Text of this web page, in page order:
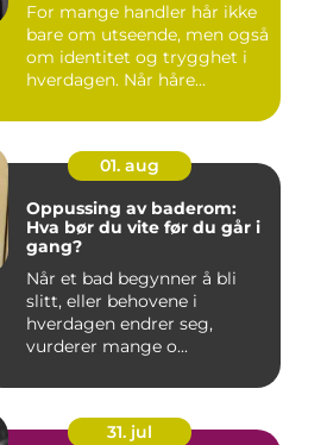
For mange handler hår ikke
bare om utseende, men også
om identitet og trygghet i
hverdagen. Når håre...
01. aug
Oppussing av baderom:
Hva bør du vite før du går i
gang?
Når et bad begynner å bli
slitt, eller behovene i
hverdagen endrer seg,
vurderer mange o...
31. jul